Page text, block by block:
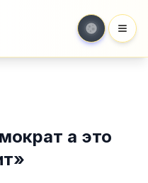
а это
»